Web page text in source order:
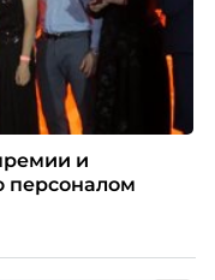
и
персоналом